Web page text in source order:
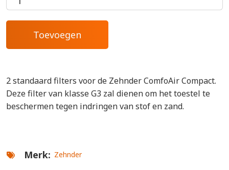
2 standaard filters voor de Zehnder ComfoAir Compact.
Deze filter van klasse G3 zal dienen om het toestel te
beschermen tegen indringen van stof en zand.
Merk Zehnder